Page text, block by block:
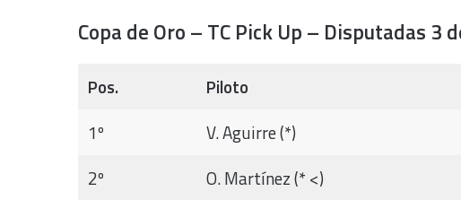
Copa de Oro – TC Pick Up – Disputadas 3
Pos. Piloto
1º
V. Aguirre (*)
2º
O. Martínez (* <)